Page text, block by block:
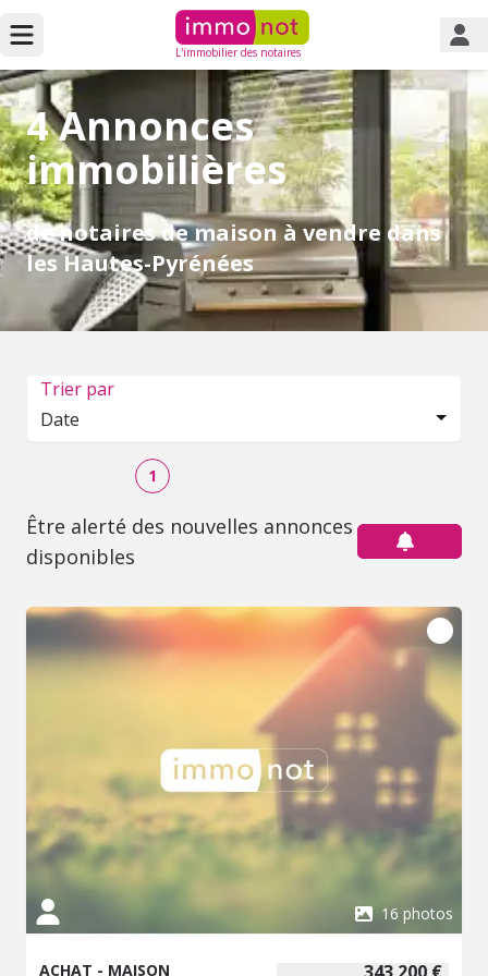
L'immobilier des notaires
4 Annonces
immobilières
de notaires de maison à vendre dans
les Hautes-Pyrénées
Trier par
Date
1
Être alerté des nouvelles annonces
disponibles
16 photos
ACHAT - MAISON